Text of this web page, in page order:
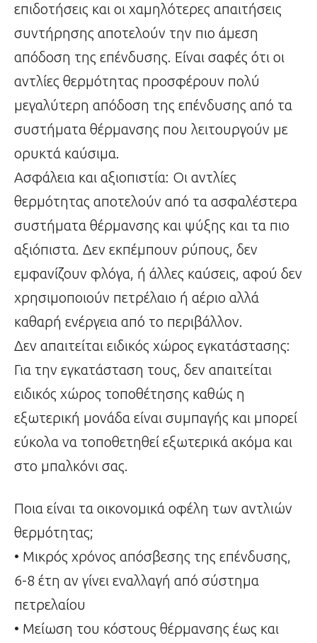
επιδοτήσεις και οι χαμηλότερες απαιτήσεις
συντήρησης αποτελούν την πιο άμεση
απόδοση της επένδυσης. Είναι σαφές ότι οι
αντλίες θερμότητας προσφέρουν πολύ
μεγαλύτερη απόδοση της επένδυσης από τα
συστήματα θέρμανσης που λειτουργούν με
ορυκτά καύσιμα.
Ασφάλεια και αξιοπιστία: Οι αντλίες
θερμότητας αποτελούν από τα ασφαλέστερα
συστήματα θέρμανσης και ψύξης και τα πιο
αξιόπιστα. Δεν εκπέμπουν ρύπους, δεν
εμφανίζουν φλόγα, ή άλλες καύσεις, αφού δεν
χρησιμοποιούν πετρέλαιο ή αέριο αλλά
καθαρή ενέργεια από το περιβάλλον.
Δεν απαιτείται ειδικός χώρος εγκατάστασης:
Για την εγκατάσταση τους, δεν απαιτείται
ειδικός χώρος τοποθέτησης καθώς η
εξωτερική μονάδα είναι συμπαγής και μπορεί
εύκολα να τοποθετηθεί εξωτερικά ακόμα και
στο μπαλκόνι σας.
Ποια είναι τα οικονομικά οφέλη των αντλιών
θερμότητας;
• Μικρός χρόνος απόσβεσης της επένδυσης,
6-8 έτη αν γίνει εναλλαγή από σύστημα
πετρελαίου
• Μείωση του κόστους θέρμανσης έως και